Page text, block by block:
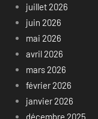
juillet 2026
juin 2026
mai 2026
avril 2026
mars 2026
février 2026
janvier 2026
décembre 2025